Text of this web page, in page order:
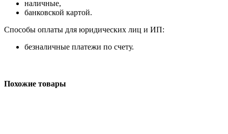
наличные,
банковской картой.
Способы оплаты для юридических лиц и ИП:
безналичные платежи по счету.
Похожие товары